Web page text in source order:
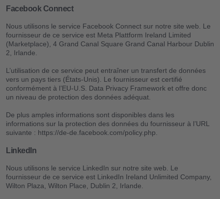
Facebook Connect
Nous utilisons le service Facebook Connect sur notre site web. Le
fournisseur de ce service est Meta Plattform Ireland Limited
(Marketplace), 4 Grand Canal Square Grand Canal Harbour Dublin
2, Irlande.
L’utilisation de ce service peut entraîner un transfert de données
vers un pays tiers (États-Unis). Le fournisseur est certifié
conformément à l’EU-U.S. Data Privacy Framework et offre donc
un niveau de protection des données adéquat.
De plus amples informations sont disponibles dans les
informations sur la protection des données du fournisseur à l’URL
suivante : https://de-de.facebook.com/policy.php.
LinkedIn
Nous utilisons le service LinkedIn sur notre site web. Le
fournisseur de ce service est LinkedIn Ireland Unlimited Company,
Wilton Plaza, Wilton Place, Dublin 2, Irlande.